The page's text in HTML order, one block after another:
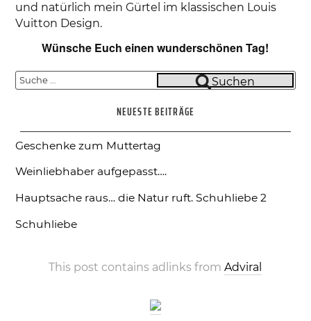
und natürlich mein Gürtel im klassischen Louis
Vuitton Design.
Wünsche Euch einen wunderschönen Tag!
Suche
Suchen
NEUESTE BEITRÄGE
Geschenke zum Muttertag
Weinliebhaber aufgepasst….
Hauptsache raus… die Natur ruft. Schuhliebe 2
Schuhliebe
This post contains adlinks fromAdviral